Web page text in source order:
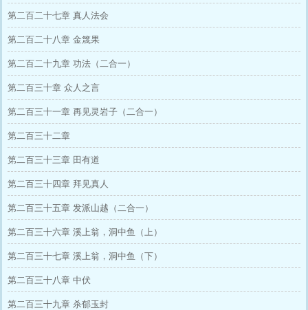
第二百二十七章 真人法会
第二百二十八章 金篾果
第二百二十九章 功法（二合一）
第二百三十章 众人之言
第二百三十一章 再见灵岩子（二合一）
第二百三十二章
第二百三十三章 田有道
第二百三十四章 拜见真人
第二百三十五章 发派山越（二合一）
第二百三十六章 溪上翁，洞中鱼（上）
第二百三十七章 溪上翁，洞中鱼（下）
第二百三十八章 中伏
第二百三十九章 杀郁玉封